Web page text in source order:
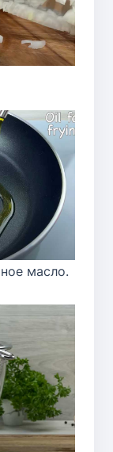
масло.